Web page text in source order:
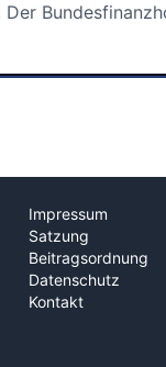
Impressum
Satzung
Beitragsordnung
Datenschutz
Kontakt